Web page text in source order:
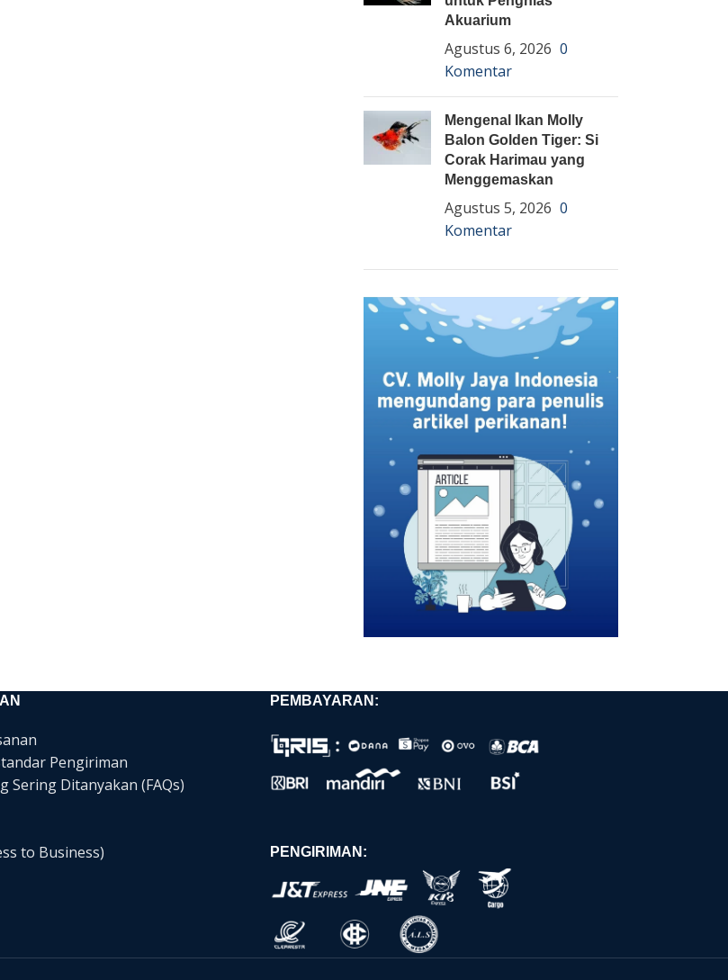
Akuarium
Agustus 6, 2026 0
Komentar
Mengenal Ikan Molly
Balon Golden Tiger: Si
Corak Harimau yang
Menggemaskan
Agustus 5, 2026 0
Komentar
Pengiriman
Sering Ditanyakan (FAQs)
to Business)
PEMBAYARAN:
PENGIRIMAN: